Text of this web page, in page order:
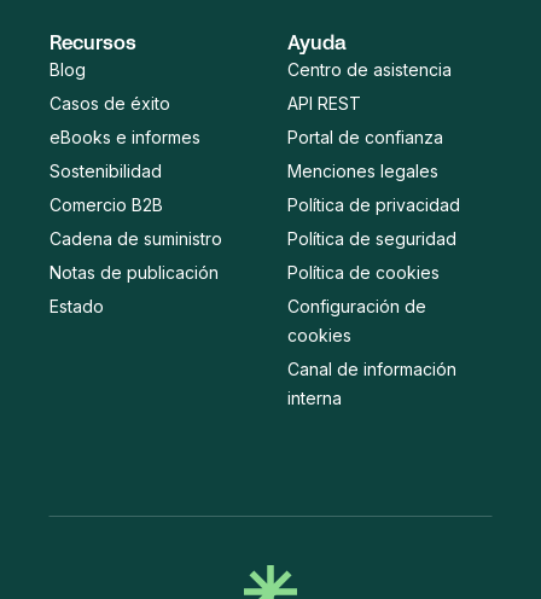
Recursos
Blog
Casos de éxito
eBooks e informes
Sostenibilidad
Comercio B2B
Cadena de suministro
Notas de publicación
Estado
Ayuda
Centro de asistencia
API REST
Portal de confianza
Menciones legales
Política de privacidad
Política de seguridad
Política de cookies
Configuración de
cookies
Canal de información
interna